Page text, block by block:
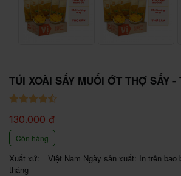
TÚI XOÀI SẤY MUỐI ỚT THỢ SẤY
130.000 đ
Còn hàng
Xuất xứ:	Việt Nam Ngày sản xuất: In trên bao bì Hạn sử dụng: 12
tháng